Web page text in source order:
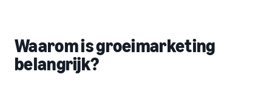
Waarom is groeimarketing
belangrijk?